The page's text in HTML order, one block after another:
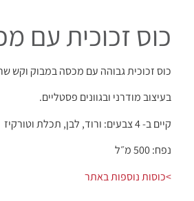
כוס זכוכית עם
כוס זכוכית גבוהה עם מכסה במבוק וקש
בעיצוב מודרני ובגוונים פסטליים.
קיים ב- 4 צבעים: ורוד, לבן, תכלת וטורקיז
נפח: 500 מ״ל
>כוסות נוספות באתר